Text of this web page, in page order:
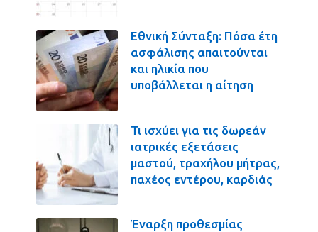
Εθνική Σύνταξη: Πόσα έτη
ασφάλισης απαιτούνται
και ηλικία που
υποβάλλεται η αίτηση
Τι ισχύει για τις δωρεάν
ιατρικές εξετάσεις
μαστού, τραχήλου μήτρας,
παχέος εντέρου, καρδιάς
Έναρξη προθεσμίας